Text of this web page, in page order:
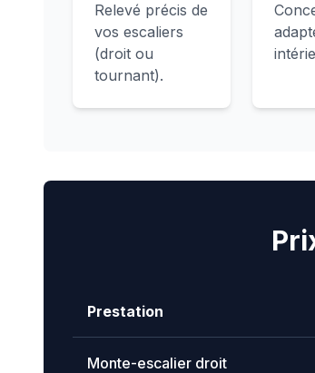
Relevé précis de
vos escaliers
(droit ou
tournant).
Prestation
Monte-escalier droit